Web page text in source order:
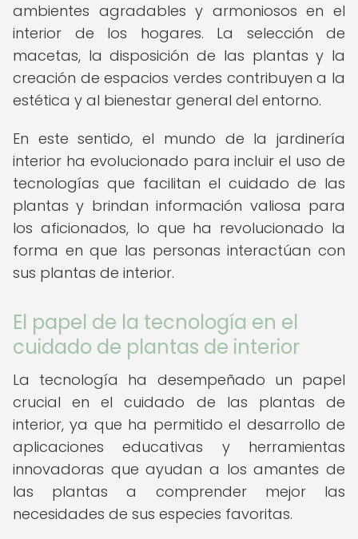
ambientes agradables y armoniosos en el
interior de los hogares. La selección de
macetas, la disposición de las plantas y la
creación de espacios verdes contribuyen a la
estética y al bienestar general del entorno.
En este sentido, el mundo de la jardinería
interior ha evolucionado para incluir el uso de
tecnologías que facilitan el cuidado de las
plantas y brindan información valiosa para
los aficionados, lo que ha revolucionado la
forma en que las personas interactúan con
sus plantas de interior.
El papel de la tecnología en el
cuidado de plantas de interior
La tecnología ha desempeñado un papel
crucial en el cuidado de las plantas de
interior, ya que ha permitido el desarrollo de
aplicaciones educativas y herramientas
innovadoras que ayudan a los amantes de
las plantas a comprender mejor las
necesidades de sus especies favoritas.